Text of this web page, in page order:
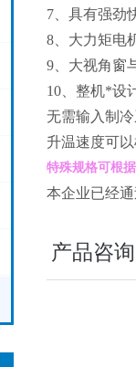
7 、具有强
8 、大力矩
9 、大视角
10 、整机*设
无需输入制
升温速度可
特殊规格可根
本企业已经
产品咨询